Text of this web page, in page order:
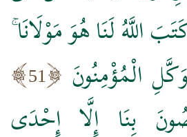
اللَّهُ لَنَا هُوَ مَوْلَانَا
الْمُؤْمِنُونَ
51
بِنَا إِلَّا إِحْدَى